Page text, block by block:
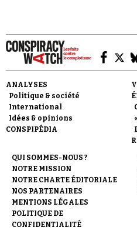
Faire un
ANALYSES
Politique & société
International
Idées & opinions
CONSPIPÉDIA
QUI SOMMES-NOUS ?
NOTRE MISSION
NOTRE CHARTE ÉDITORIALE
NOS PARTENAIRES
MENTIONS LÉGALES
POLITIQUE DE
CONFIDENTIALITÉ